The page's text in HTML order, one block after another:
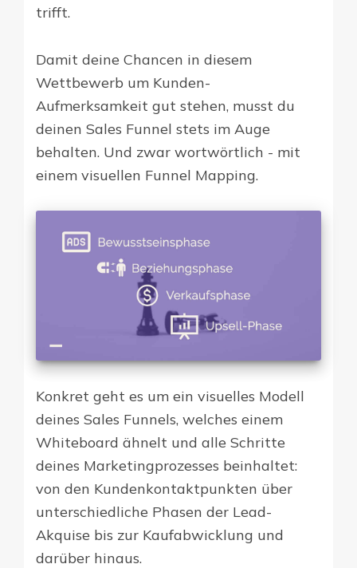
trifft.
Damit deine Chancen in diesem
Wettbewerb um Kunden-
Aufmerksamkeit gut stehen, musst du
deinen Sales Funnel stets im Auge
behalten. Und zwar wortwörtlich - mit
einem visuellen Funnel Mapping.
Konkret geht es um ein visuelles Modell
deines Sales Funnels, welches einem
Whiteboard ähnelt und alle Schritte
deines Marketingprozesses beinhaltet:
von den Kundenkontaktpunkten über
unterschiedliche Phasen der Lead-
Akquise bis zur Kaufabwicklung und
darüber hinaus.